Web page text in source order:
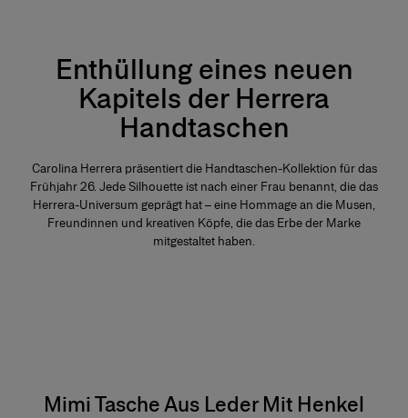
Enthüllung eines neuen
Kapitels der Herrera
Handtaschen
Carolina Herrera präsentiert die Handtaschen-Kollektion für das
Frühjahr 26. Jede Silhouette ist nach einer Frau benannt, die das
Herrera-Universum geprägt hat – eine Hommage an die Musen,
Freundinnen und kreativen Köpfe, die das Erbe der Marke
mitgestaltet haben.
Mimi Tasche Aus Leder Mit Henkel